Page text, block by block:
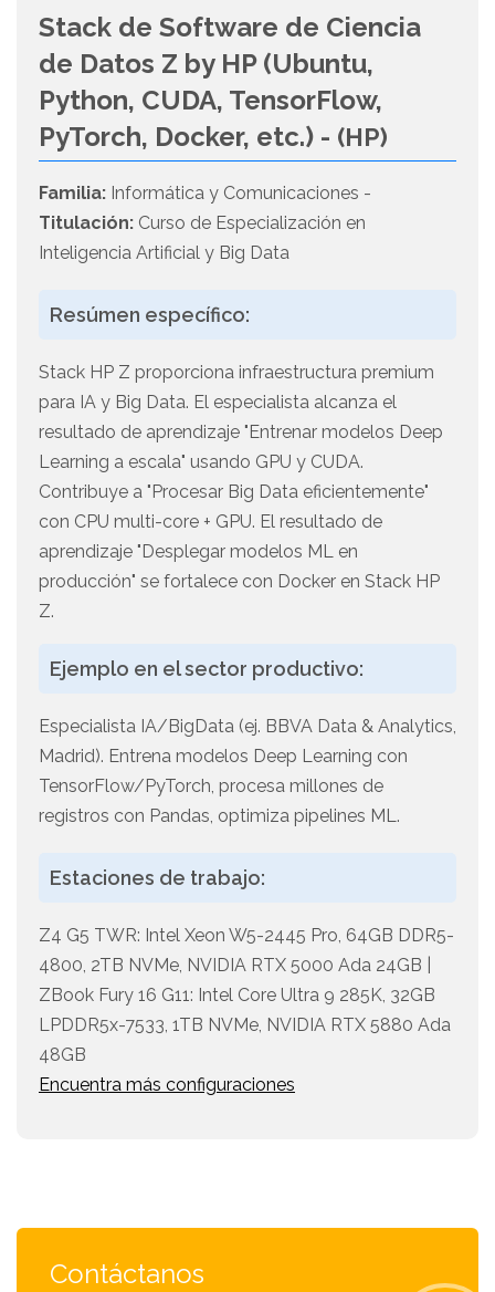
Stack de Software de Ciencia
de Datos Z by HP (Ubuntu,
Python, CUDA, TensorFlow,
PyTorch, Docker, etc.) - (HP)
Familia: Informática y Comunicaciones -
Titulación: Curso de Especialización en
Inteligencia Artificial y Big Data
Resúmen específico:
Stack HP Z proporciona infraestructura premium
para IA y Big Data. El especialista alcanza el
resultado de aprendizaje "Entrenar modelos Deep
Learning a escala" usando GPU y CUDA.
Contribuye a "Procesar Big Data eficientemente"
con CPU multi-core + GPU. El resultado de
aprendizaje "Desplegar modelos ML en
producción" se fortalece con Docker en Stack HP
Z.
Ejemplo en el sector productivo:
Especialista IA/BigData (ej. BBVA Data & Analytics,
Madrid). Entrena modelos Deep Learning con
TensorFlow/PyTorch, procesa millones de
registros con Pandas, optimiza pipelines ML.
Estaciones de trabajo:
Z4 G5 TWR: Intel Xeon W5-2445 Pro, 64GB DDR5-
4800, 2TB NVMe, NVIDIA RTX 5000 Ada 24GB |
ZBook Fury 16 G11: Intel Core Ultra 9 285K, 32GB
LPDDR5x-7533, 1TB NVMe, NVIDIA RTX 5880 Ada
48GB
Encuentra más configuraciones
Contáctanos